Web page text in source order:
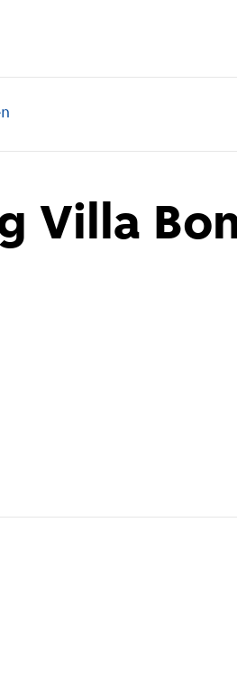
Villa